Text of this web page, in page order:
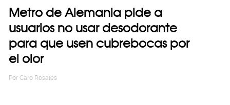
Metro de Alemania pide a
usuarios no usar desodorante
para que usen cubrebocas por
el olor
Por Caro Rosales